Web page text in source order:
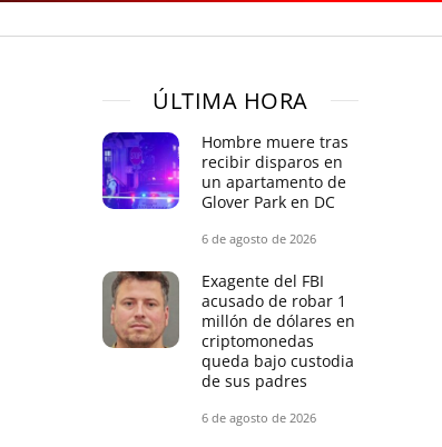
ÚLTIMA HORA
Hombre muere tras
recibir disparos en
un apartamento de
Glover Park en DC
6 de agosto de 2026
Exagente del FBI
acusado de robar 1
millón de dólares en
criptomonedas
queda bajo custodia
de sus padres
6 de agosto de 2026